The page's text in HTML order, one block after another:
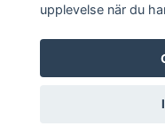
©
upplevelse när du